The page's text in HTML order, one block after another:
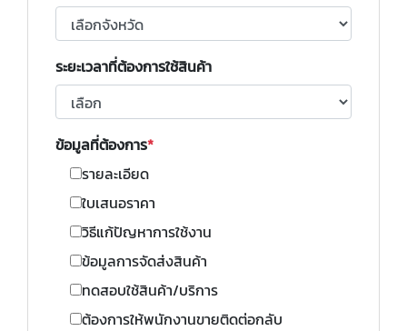
ระยะเวลาที่ต้องการใช้สินค้า
ข้อมูลที่ต้องการ
รายละเอียด
ใบเสนอราคา
วิธีแก้ปัญหาการใช้งาน
ข้อมูลการจัดส่งสินค้า
ทดสอบใช้สินค้า/บริการ
ต้องการให้พนักงานขายติดต่อกลับ